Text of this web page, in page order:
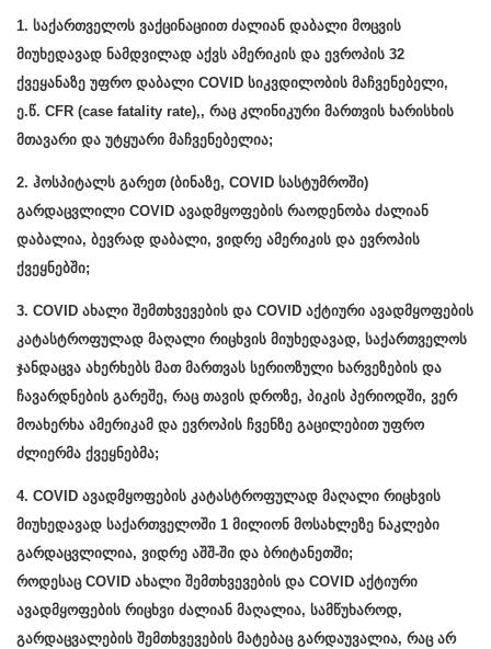
1. საქართველოს ვაქცინაციით ძალიან დაბალი მოცვის
მიუხედავად ნამდვილად აქვს ამერიკის და ევროპის 32
ქვეყანაზე უფრო დაბალი COVID სიკვდილობის მაჩვენებელი,
ე.წ. CFR (case fatality rate),, რაც კლინიკური მართვის ხარისხის
მთავარი და უტყუარი მაჩვენებელია;
2. ჰოსპიტალს გარეთ (ბინაზე, COVID სასტუმროში)
გარდაცვლილი COVID ავადმყოფების რაოდენობა ძალიან
დაბალია, ბევრად დაბალი, ვიდრე ამერიკის და ევროპის
ქვეყნებში;
3. COVID ახალი შემთხვევების და COVID აქტიური ავადმყოფების
კატასტროფულად მაღალი რიცხვის მიუხედავად, საქართველოს
ჯანდაცვა ახერხებს მათ მართვას სერიოზული ხარვეზების და
ჩავარდნების გარეშე, რაც თავის დროზე, პიკის პერიოდში, ვერ
მოახერხა ამერიკამ და ევროპის ჩვენზე გაცილებით უფრო
ძლიერმა ქვეყნებმა;
4. COVID ავადმყოფების კატასტროფულად მაღალი რიცხვის
მიუხედავად საქართველოში 1 მილიონ მოსახლეზე ნაკლები
გარდაცვლილია, ვიდრე აშშ-ში და ბრიტანეთში;
როდესაც COVID ახალი შემთხვევების და COVID აქტიური
ავადმყოფების რიცხვი ძალიან მაღალია, სამწუხაროდ,
გარდაცვალების შემთხვევების მატებაც გარდაუვალია, რაც არ